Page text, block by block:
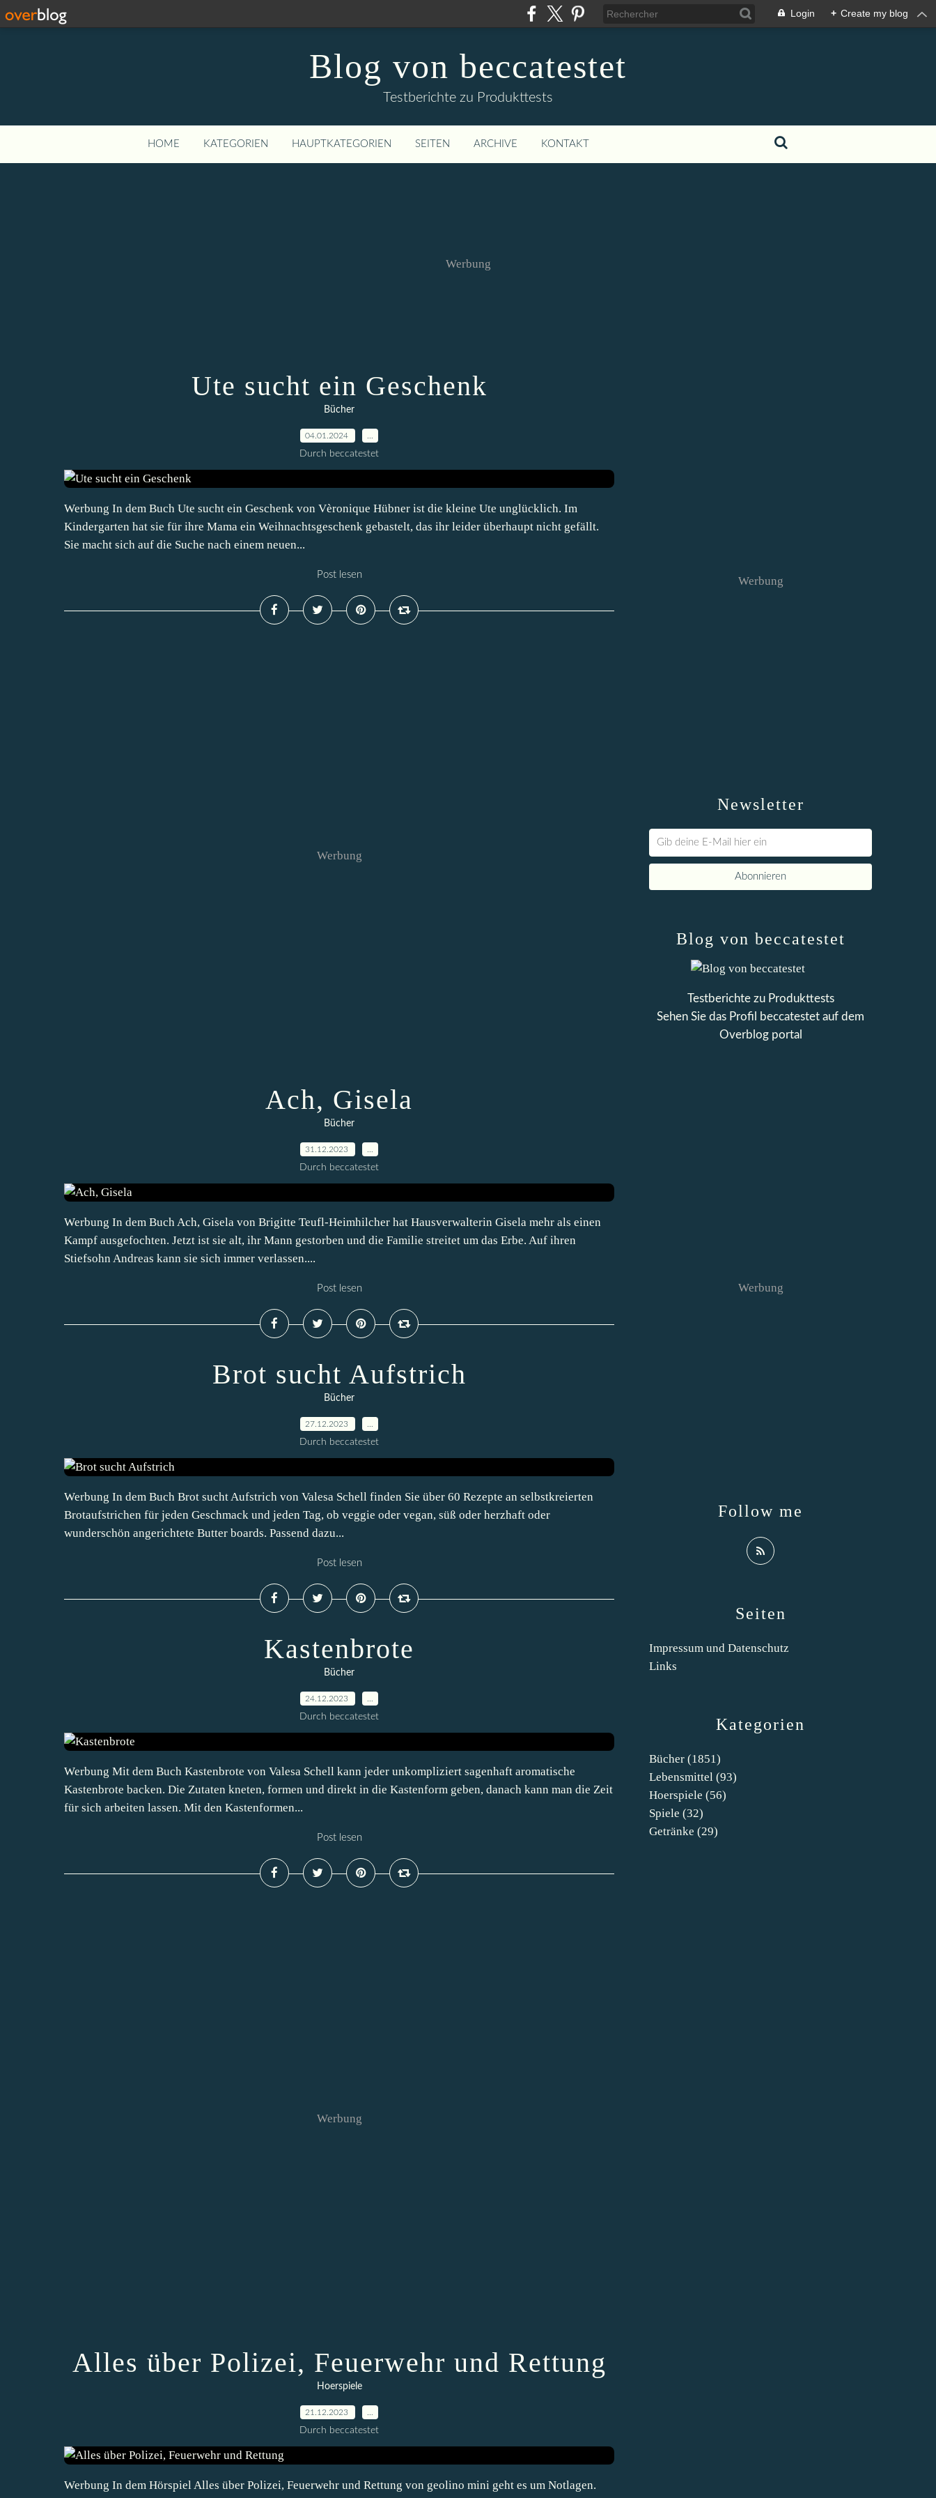
Login + Create my blog
Blog von beccatestet
Testberichte zu Produkttests
HOME KATEGORIEN HAUPTKATEGORIEN SEITEN ARCHIVE KONTAKT
Werbung
Ute sucht ein Geschenk
Bücher
04.01.2024
Durch beccatestet
Werbung In dem Buch Ute sucht ein Geschenk von Vèronique Hübner ist die kleine Ute unglücklich. Im
Kindergarten hat sie für ihre Mama ein Weihnachtsgeschenk gebastelt, das ihr leider überhaupt nicht gefällt.
Sie macht sich auf die Suche nach einem neuen...
Post lesen
Werbung
Ach, Gisela
Bücher
31.12.2023
Durch beccatestet
Werbung In dem Buch Ach, Gisela von Brigitte Teufl-Heimhilcher hat Hausverwalterin Gisela mehr als einen
Kampf ausgefochten. Jetzt ist sie alt, ihr Mann gestorben und die Familie streitet um das Erbe. Auf ihren
Stiefsohn Andreas kann sie sich immer verlassen....
Post lesen
Brot sucht Aufstrich
Bücher
27.12.2023
Durch beccatestet
Werbung In dem Buch Brot sucht Aufstrich von Valesa Schell finden Sie über 60 Rezepte an selbstkreierten
Brotaufstrichen für jeden Geschmack und jeden Tag, ob veggie oder vegan, süß oder herzhaft oder
wunderschön angerichtete Butter boards. Passend dazu...
Post lesen
Kastenbrote
Bücher
24.12.2023
Durch beccatestet
Werbung Mit dem Buch Kastenbrote von Valesa Schell kann jeder unkompliziert sagenhaft aromatische
Kastenbrote backen. Die Zutaten kneten, formen und direkt in die Kastenform geben, danach kann man die Zeit
für sich arbeiten lassen. Mit den Kastenformen...
Post lesen
Werbung
Alles über Polizei, Feuerwehr und Rettung
Hoerspiele
21.12.2023
Durch beccatestet
Werbung In dem Hörspiel Alles über Polizei, Feuerwehr und Rettung von geolino mini geht es um Notlagen.
Newsletter
Werbung
Kategorien
Bücher (1851)
Lebensmittel (93)
Hoerspiele (56)
Spiele (32)
Getränke (29)
Seiten
Impressum und Datenschutz
Links
Blog von beccatestet
Testberichte zu Produkttests
Sehen Sie das Profil
beccatestet auf dem
Overblog portal
Follow me
Werbung